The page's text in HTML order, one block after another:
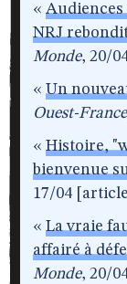
« Audiences
NRJ
Monde, 20/
« Un
Ouest-France
« Histoire,
bienvenue
17/04
« La vraie
affairé à
Monde, 20/